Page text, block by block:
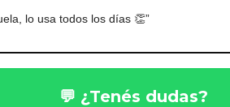
lo usa todos los días 👏”
💬 ¿Tenés dudas?